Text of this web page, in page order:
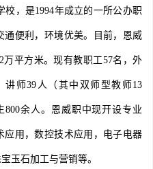
，是1994年成立的一所公办职
通便利，环境优美。目前，恩威
平方米。现有教职工57名，外
讲师39人（其中双师型教师13
余人。恩威职中现开设专业
应用，数控技术应用，电子电器
玉石加工与营销等。